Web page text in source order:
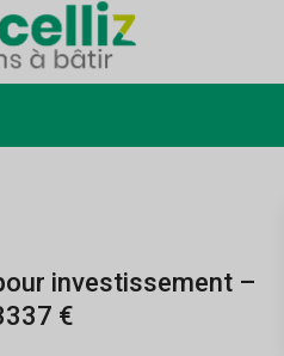
investissement –
€